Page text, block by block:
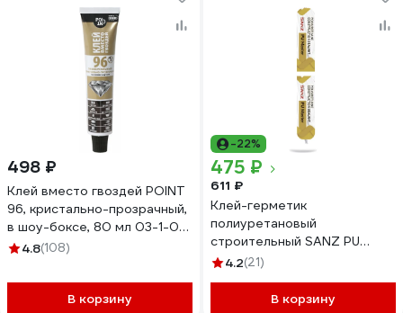
498 ₽
Клей вместо гвоздей POINT
96, кристально-прозрачный,
в шоу-боксе, 80 мл 03-1-0-
1964.8(108)
В корзину
-22%
475 ₽
611 ₽
Клей-герметик
полиуретановый
строительный SANZ PU
MASTER 40, серый RAL 7047,
4.2(21)
В корзину